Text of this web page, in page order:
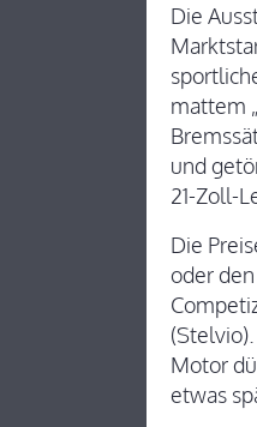
Die
mattem
und
21-Zoll-
Die
oder
Motor
etwas